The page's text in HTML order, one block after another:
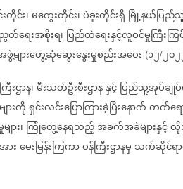
တိုင်း၊မကွေးတိုင်း၊ပဲခူးတိုင်းရှိ မြို့နယ်ပြည်သူ့
တ်ရေးအစိုးရ၊ ပြည်ထဲရေးနှင့်လူဝင်မှုကြီးကြ
များတွေ့ဆုံဆွေးနွေးမှုစည်းအဝေး (၁၂/၂၀
းဌာန၊မီးသတ်ဦးစီးဌာနနှင့်ပြည်သူ့အုပ်ချုပ်
ားကိုရှင်းလင်းပြောကြားခဲ့ပြီးနောက်တက်ရ
ျား၊ ကြုံတွေ့နေရသည့်အခက်အခဲများနှင့်လို
းမေးမြန်းကြကာဝန်ကြီးဌာနမှ သက်ဆိုင်ရာ